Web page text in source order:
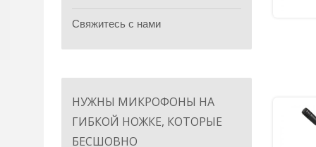
Свяжитесь с нами
НУЖНЫ МИКРОФОНЫ НА
ГИБКОЙ НОЖКЕ, КОТОРЫЕ
БЕСШОВНО